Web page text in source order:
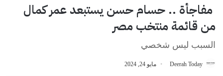
‏ مفاجأة .. حسام حسن يستبعد عمر كمال
من قائمة منتخب مصر
السبب ليس شخصي
Deerah Today مايو 24, 2024